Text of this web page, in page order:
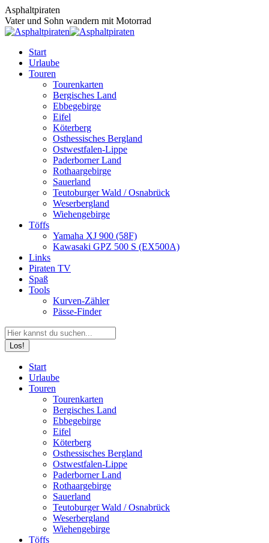
Zum
Inhalt
springen
Asphaltpiraten
Vater und Sohn wandern mit Motorrad
Start
Urlaube
Touren
Tourenkarten
Bergisches Land
Ebbegebirge
Eifel
Köterberg
Osthessisches Bergland
Ostwestfalen-Lippe
Paderborner Land
Rothaargebirge
Sauerland
Teutoburger Wald / Osnabrück
Weserbergland
Wiehengebirge
Töffs
Yamaha XJ 900 (58F)
Kawasaki GPZ 500 S (EX500A)
Links
Piraten TV
Spaß
Tools
Kurven-Zähler
Pässe-Finder
Search:
page
opens
page
opens
page
opens
Start
Urlaube
Touren
Tourenkarten
Bergisches Land
Ebbegebirge
Eifel
Köterberg
Osthessisches Bergland
Ostwestfalen-Lippe
Paderborner Land
Rothaargebirge
Sauerland
Teutoburger Wald / Osnabrück
Weserbergland
Wiehengebirge
Töffs